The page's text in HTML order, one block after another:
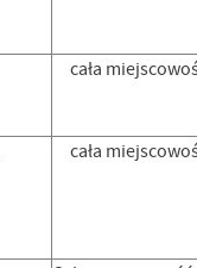
cała
cała